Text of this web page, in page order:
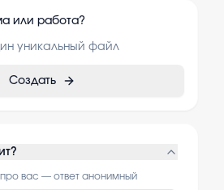
или работа?
уникальный файл
Создать
вас — ответ анонимный